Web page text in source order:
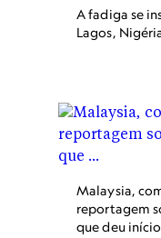
direitos a
como explica
governo
A fadiga se
Lagos,
Malaysia,
reportagem
que deu